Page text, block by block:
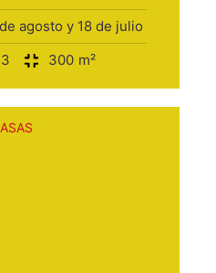
agosto y 18 de julio
3 300 m²